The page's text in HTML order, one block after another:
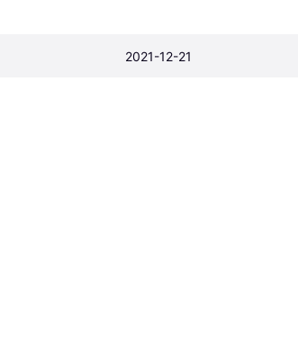
2021-12-21